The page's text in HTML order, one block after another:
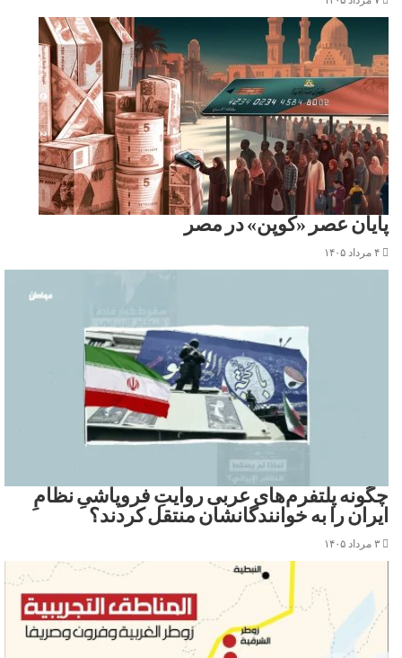
پایان عصر «کوپن» در مصر
۴ مرداد ۱۴۰۵
چگونه پلتفرم‌های عربی روایتِ فروپاشیِ نظامِ
ایران را به خوانندگانشان منتقل کردند؟
۳ مرداد ۱۴۰۵